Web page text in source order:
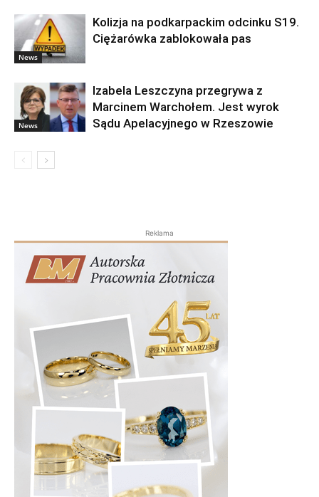
News
Kolizja na podkarpackim odcinku S19.
Ciężarówka zablokowała pas
News
Izabela Leszczyna przegrywa z
Marcinem Warchołem. Jest wyrok
Sądu Apelacyjnego w Rzeszowie
Reklama